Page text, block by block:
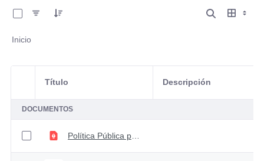
Inicio
Selección del elemento
Título Descripción
DOCUMENTOS
Política Pública para el Sistema Financiero y el Mercado de Capitales 2020-2025